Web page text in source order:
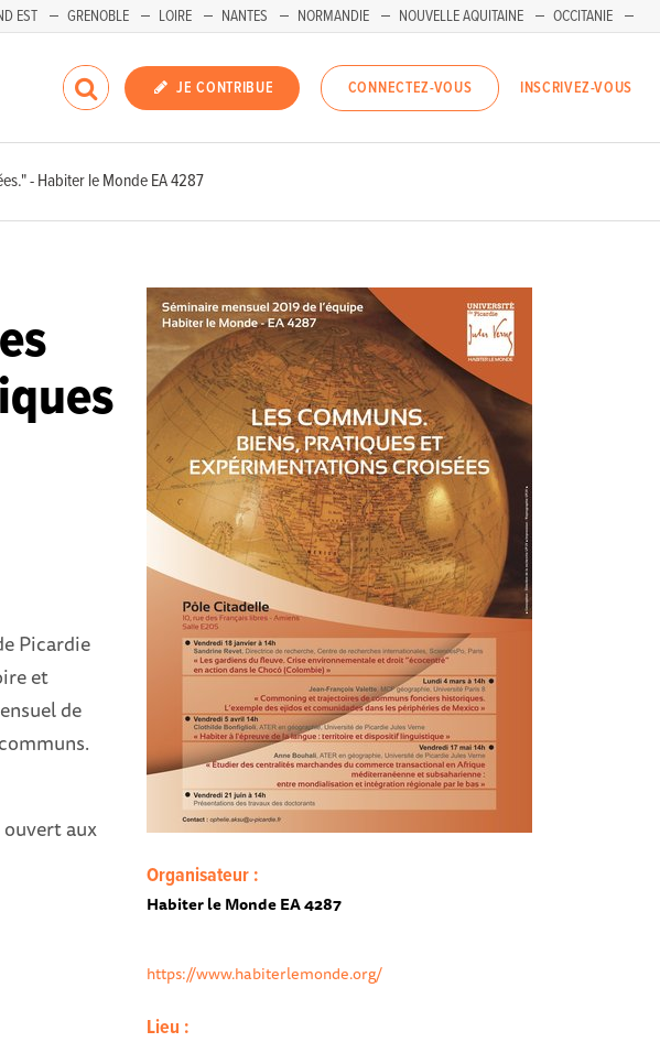
EST GRENOBLE LOIRE NANTES NORMANDIE NOUVELLE AQUITAINE
OCCITANIE
JE CONTRIBUE CONNECTEZ-VOUS INSCRIVEZ-VOUS
- Habiter le Monde EA 4287
Picardie
et
de
ouvert aux
Organisateur :
Habiter le Monde EA 4287
https://www.habiterlemonde.org/
Lieu :